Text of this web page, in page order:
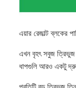
এয়ার রেজাল্ট ব্লকের
এখন বৃহৎ সবুজ
ধাপগুলি আরও একটু